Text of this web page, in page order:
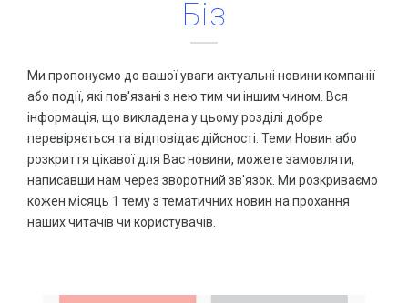
Консультація зі спеціалістами
ЗАМОВИТИ ПРОСУВАННЯ
СТВОРЕННЯ WEB РЕСУРСІВ
Односторінники та Landing Page HOT
Створення інтернет магазинів
Створення сайтів HOT
WEB портали
Купити віртуальний номер
Все що необхідно знати про SSL сертифікат
Що таке HTTPS і чому він потрібний для сайту
ВСІ СТАТТІ
АКЦІЇ ТА ЗНИЖКИ
Знижка на додавання сайту до Google сервісів
Біз
Ми пропонуємо до вашої уваги актуальні новини компанії
або події, які пов'язані з нею тим чи іншим чином. Вся
інформація, що викладена у цьому розділі добре
перевіряється та відповідає дійсності. Теми Новин або
розкриття цікавої для Вас новини, можете замовляти,
написавши нам через зворотний зв'язок. Ми розкриваємо
кожен місяць 1 тему з тематичних новин на прохання
наших читачів чи користувачів.